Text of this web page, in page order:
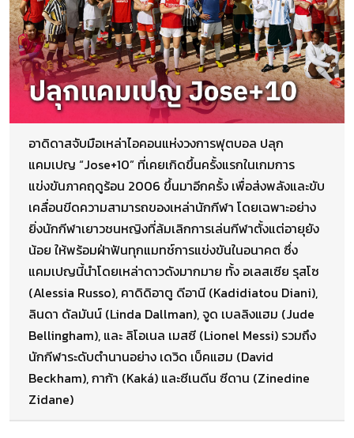
อาดิดาสจับมือเหล่าไอคอนแห่งวงการฟุตบอล ปลุก
แคมเปญ “Jose+10” ที่เคยเกิดขึ้นครั้งแรกในเกมการ
แข่งขันภาคฤดูร้อน 2006 ขึ้นมาอีกครั้ง เพื่อส่งพลังและขับ
เคลื่อนขีดความสามารถของเหล่านักกีฬา โดยเฉพาะอย่าง
ยิ่งนักกีฬาเยาวชนหญิงที่ล้มเลิกการเล่นกีฬาตั้งแต่อายุยัง
น้อย ให้พร้อมฝ่าฟันทุกแมทช์การแข่งขันในอนาคต ซึ่ง
แคมเปญนี้นำโดยเหล่าดาวดังมากมาย ทั้ง อเลสเซีย รุสโซ
(Alessia Russo), คาดิดิอาตู ดีอานี (Kadidiatou Diani),
ลินดา ดัลมันน์ (Linda Dallman), จูด เบลลิงแฮม (Jude
Bellingham), และ ลิโอเนล เมสซี (Lionel Messi) รวมถึง
นักกีฬาระดับตำนานอย่าง เดวิด เบ็คแฮม (David
Beckham), กาก้า (Kaká) และซีเนดีน ซีดาน (Zinedine
Zidane)